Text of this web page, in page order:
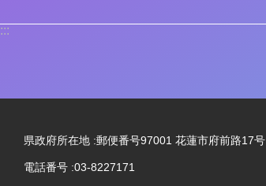
:::
県政府所在地 :郵便番号97001 花蓮市府前路17号
電話番号 :03-8227171